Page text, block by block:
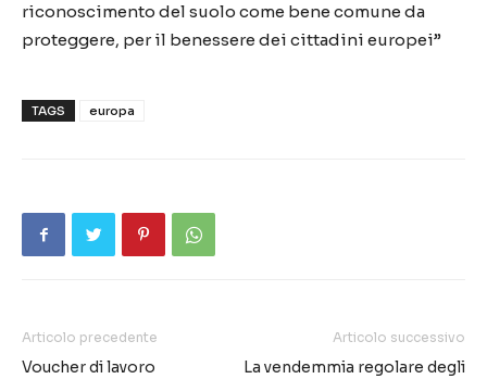
riconoscimento del suolo come bene comune da
proteggere, per il benessere dei cittadini europei”
TAGS europa
Articolo precedente
Voucher di lavoro
Articolo successivo
La vendemmia regolare degli